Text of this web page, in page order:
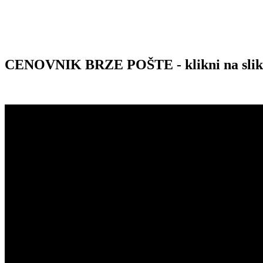
CENOVNIK BRZE POŠTE - klikni na